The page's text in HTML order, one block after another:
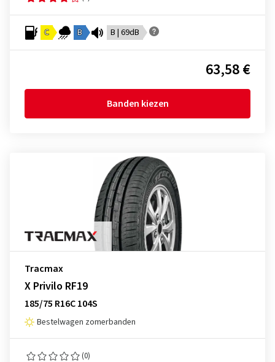
C B B | 69dB
63,58 €
Banden kiezen
Tracmax
X Privilo RF19
185/75 R16C 104S
Bestelwagen zomerbanden
(0)